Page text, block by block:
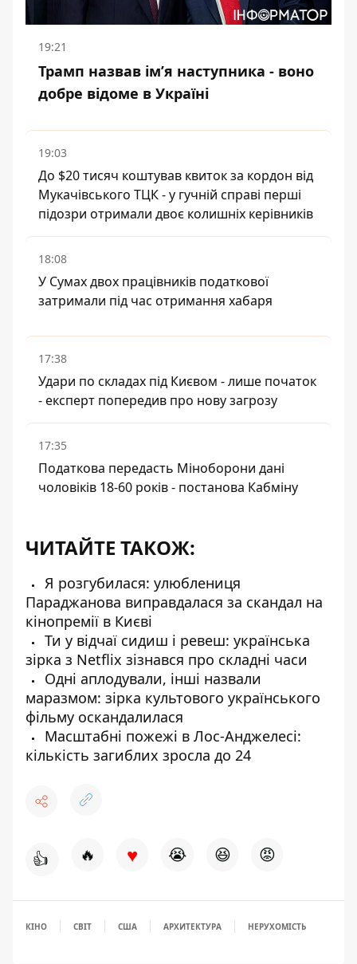
19:21
Трамп назвав імʼя наступника - воно
добре відоме в Україні
19:03
До $20 тисяч коштував квиток за кордон від
Мукачівського ТЦК - у гучній справі перші
підозри отримали двоє колишніх керівників
18:08
У Сумах двох працівників податкової
затримали під час отримання хабаря
17:38
Удари по складах під Києвом - лише початок
- експерт попередив про нову загрозу
17:35
Податкова передасть Міноборони дані
чоловіків 18-60 років - постанова Кабміну
ЧИТАЙТЕ ТАКОЖ:
Я розгубилася: улюблениця
Параджанова виправдалася за скандал на
кінопремії в Києві
Ти у відчаї сидиш і ревеш: українська
зірка з Netflix зізнався про складні часи
Одні аплодували, інші назвали
маразмом: зірка культового українського
фільму оскандалилася
Масштабні пожежі в Лос-Анджелесі:
кількість загиблих зросла до 24
👍 🔥 ♥ 😭 😆 😡
КІНО СВІТ США АРХИТЕКТУРА НЕРУХОМІСТЬ